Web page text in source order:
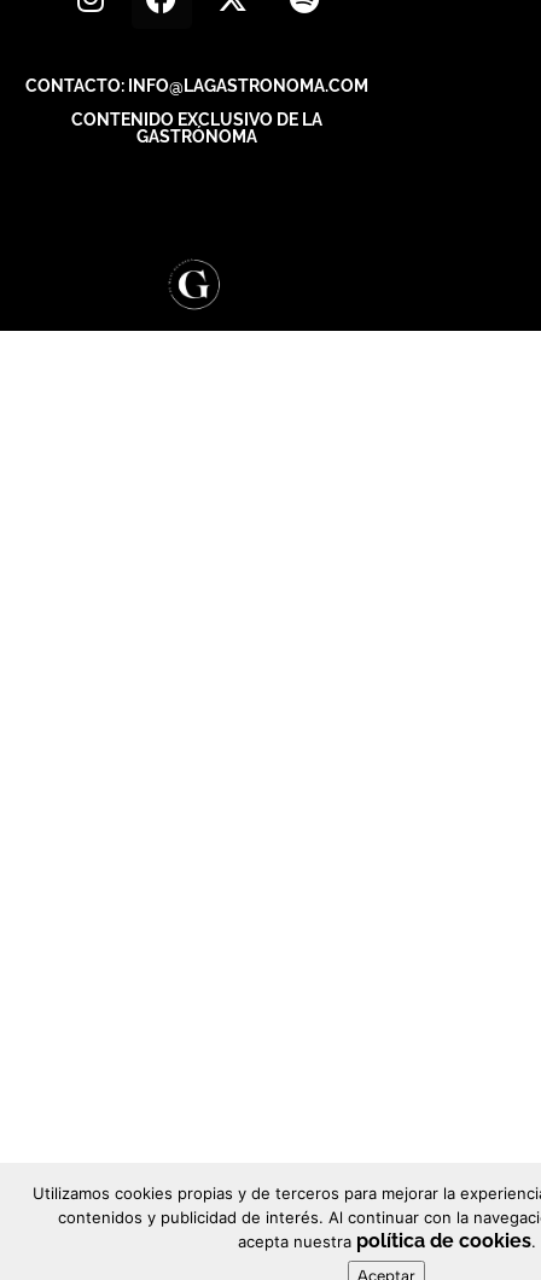
CONTACTO: INFO@LAGASTRONOMA.COM
CONTENIDO EXCLUSIVO DE LA
GASTRÓNOMA
Utilizamos cookies propias y de terceros para mejorar la
contenidos y publicidad de interés. Al continuar con la
acepta nuestra política de cookies.
Aceptar